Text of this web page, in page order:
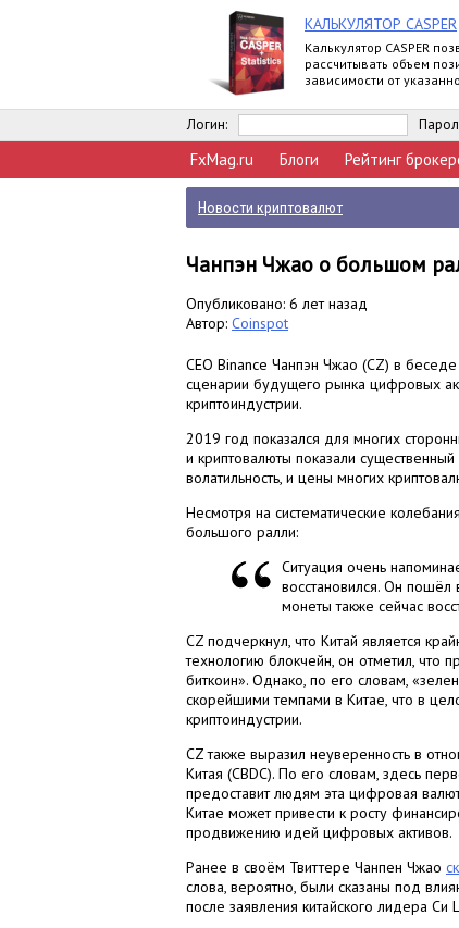
КАЛЬКУЛЯТОР CASPER
Калькулятор CASPER
рассчитывать объем
зависимости от
Логин:
FxMag.ru Блоги Рейтинг
Новости криптовалют
Чанпэн Чжао о большом
Опубликовано: 6 лет назад
Автор: Coinspot
CEO Binance Чанпэн Чжао (CZ) в
сценарии будущего рынка цифровых
криптоиндустрии.
2019 год показался для многих
и криптовалюты показали
волатильность, и цены многих
Несмотря на систематические
большого ралли:
Ситуация очень
восстановился. Он пошёл
монеты также сейчас
CZ подчеркнул, что Китай является
технологию блокчейн, он отметил, что
биткоин». Однако, по его словам,
скорейшими темпами в Китае, что в
криптоиндустрии.
CZ также выразил неуверенность в
Китая (CBDC). По его словам, здесь
предоставит людям эта цифровая
Китае может привести к росту
продвижению идей цифровых активов.
Ранее в своём Твиттере Чанпен Чжао
слова, вероятно, были сказаны под
после заявления китайского лидера Си